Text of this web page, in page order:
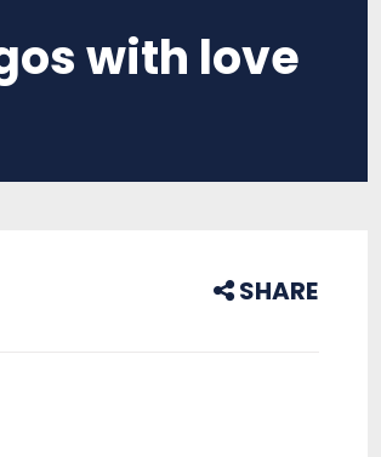
with love
SHARE